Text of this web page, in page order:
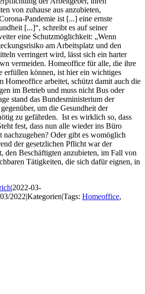
von zuhause aus anzubieten,
Pandemie ist [...] eine ernste
[...]“, schreibt es auf seiner
eine Schutzmöglichkeit: „Wenn
am Arbeitsplatz und den
verringert wird, lässt sich ein harter
vermeiden. Homeoffice für alle, die ihre
erfüllen können, ist hier ein wichtiges
Homeoffice arbeitet, schützt damit auch die
im Betrieb und muss nicht Bus oder
stand das Bundesministerium der
um die Gesundheit der
zu gefährden. Ist es wirklich so, dass
fest, dass nun alle wieder ins Büro
nachzugehen? Oder gibt es womöglich
der gesetzlichen Pflicht war der
den Beschäftigten anzubieten, im Fall von
Tätigkeiten, die sich dafür eignen, in
|2022-03-
2022|Kategorien|Tags: Homeoffice,